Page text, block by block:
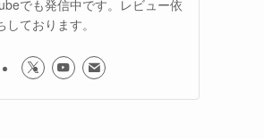
でも発信中です。レビュー依
ております。